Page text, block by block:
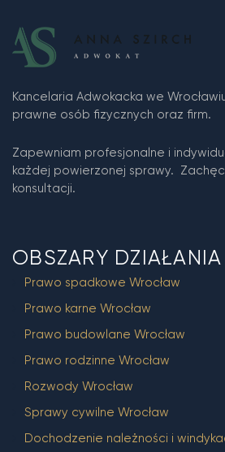
Kancelaria Adwokacka we
prawne osób fizycznych oraz firm.
Zapewniam profesjonalne i
każdej powierzonej sprawy.
konsultacji.
OBSZARY DZIAŁANIA
Prawo spadkowe Wrocław
Prawo karne Wrocław
Prawo budowlane Wrocław
Prawo rodzinne Wrocław
Rozwody Wrocław
Sprawy cywilne Wrocław
Dochodzenie należności i